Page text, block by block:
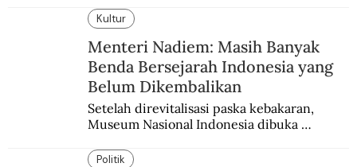
Kultur
Menteri Nadiem: Masih Banyak
Benda Bersejarah Indonesia yang
Belum Dikembalikan
Setelah direvitalisasi paska kebakaran,
Museum Nasional Indonesia dibuka
Pameran Repatriasi 2024.
Politik